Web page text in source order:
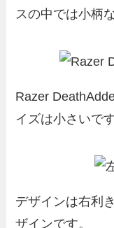
スの中では小柄
Razer
イズは小さいです
デザインは右利
ザインです。